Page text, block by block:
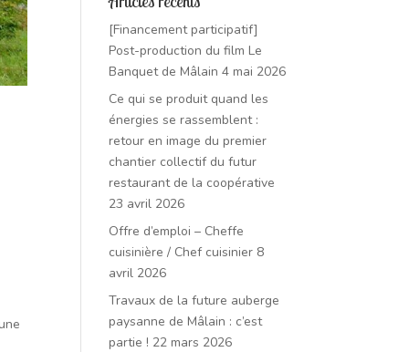
[Financement participatif]
Post-production du film Le
Banquet de Mâlain 4 mai 2026
Ce qui se produit quand les
énergies se rassemblent :
retour en image du premier
chantier collectif du futur
restaurant de la coopérative
23 avril 2026
Offre d’emploi – Cheffe
cuisinière / Chef cuisinier 8
avril 2026
Travaux de la future auberge
paysanne de Mâlain : c’est
partie ! 22 mars 2026